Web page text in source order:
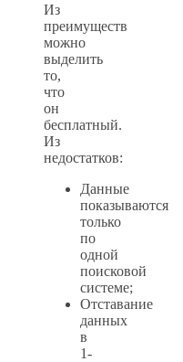
Из
преимуществ
можно
выделить
то,
что
он
бесплатный.
Из
недостатков:
Данные
показываются
только
по
одной
поисковой
системе;
Отставание
данных
в
1-